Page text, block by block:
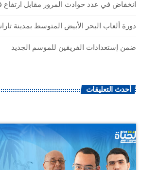
انخفاض في عدد حوادث المرور مقابل ارتفاع
دورة ألعاب البحر الأبيض المتوسط بمدينة
ضمن إستعدادات الفريقين للموسم الجديد
أحدث التعليقات